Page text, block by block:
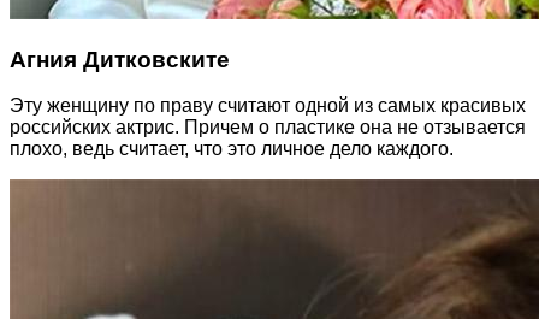
Агния Дитковските
Эту женщину по праву считают одной из самых красивых
российских актрис. Причем о пластике она не отзывается
плохо, ведь считает, что это личное дело каждого.